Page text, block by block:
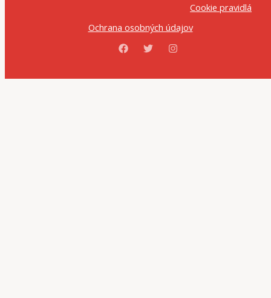
Cookie pravidlá
Ochrana osobných údajov